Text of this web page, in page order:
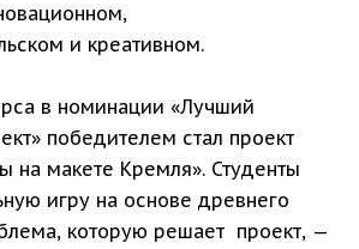
и креативном.
в номинации «Лучший
победителем стал проект
на макете Кремля». Студенты
игру на основе древнего
которую решает проект, —